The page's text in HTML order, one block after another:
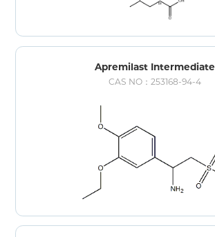
Apremilast Intermediate
CAS NO：253168-94-4